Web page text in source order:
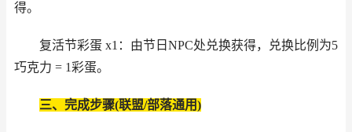
得。
复活节彩蛋 x1：由节日NPC处兑换获得，兑换比例为5
巧克力 = 1彩蛋。
三、完成步骤(联盟/部落通用)